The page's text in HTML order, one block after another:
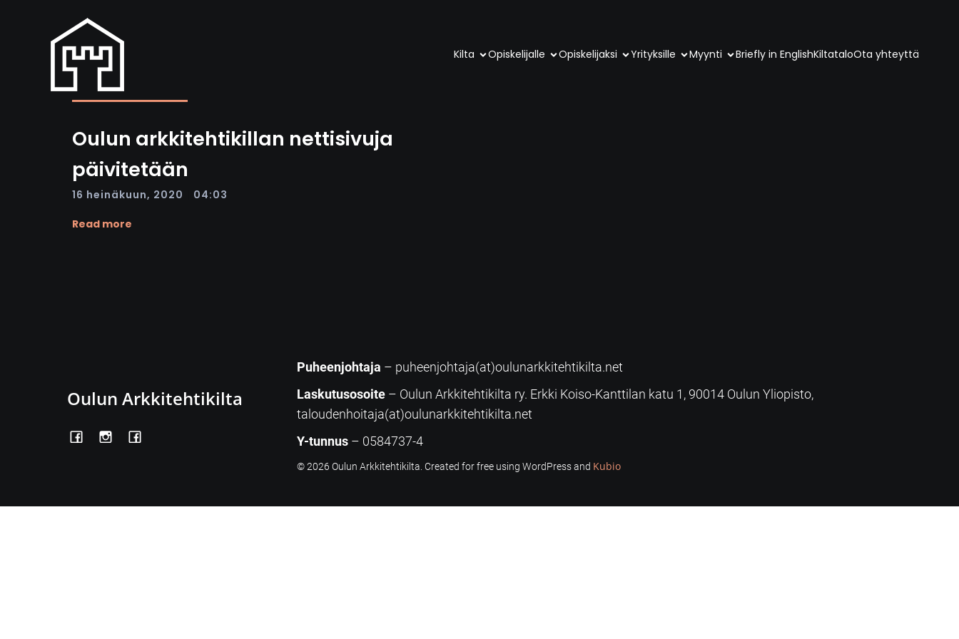
Kilta Opiskelijalle Opiskelijaksi Yrityksille Myynti Briefly in EnglishKiltataloOta yhteyttä
Oulun arkkitehtikillan nettisivuja
päivitetään
16 heinäkuun, 2020 04:03
Read more
Oulun Arkkitehtikilta
Puheenjohtaja – puheenjohtaja(at)oulunarkkitehtikilta.net
Laskutusosoite – Oulun Arkkitehtikilta ry. Erkki Koiso-Kanttilan katu 1, 90014 Oulun Yliopisto,
taloudenhoitaja(at)oulunarkkitehtikilta.net
Y-tunnus – 0584737-4
© 2026 Oulun Arkkitehtikilta. Created for free using WordPress and Kubio